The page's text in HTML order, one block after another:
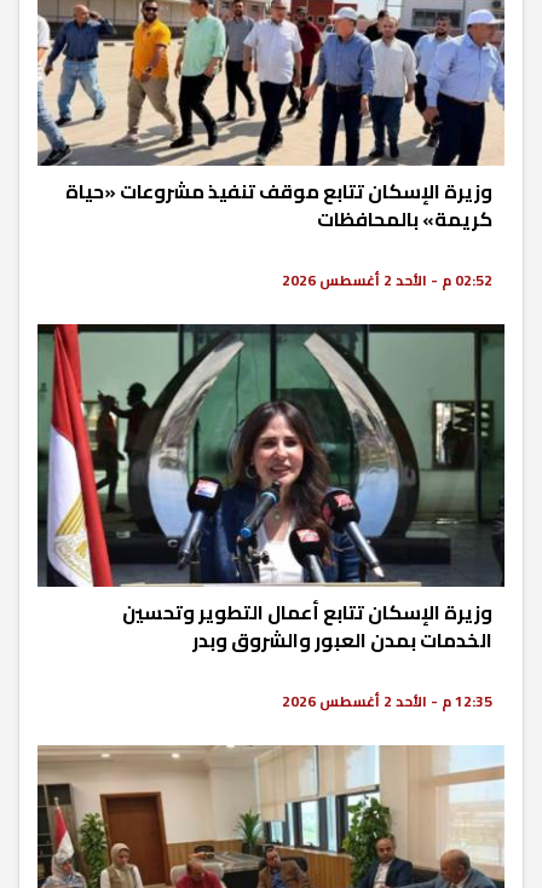
وزيرة الإسكان تتابع موقف تنفيذ مشروعات «حياة
كريمة» بالمحافظات
02:52 م - الأحد 2 أغسطس 2026
وزيرة الإسكان تتابع أعمال التطوير وتحسين
الخدمات بمدن العبور والشروق وبدر
12:35 م - الأحد 2 أغسطس 2026